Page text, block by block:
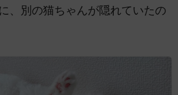
、別の猫ちゃんが隠れていたの